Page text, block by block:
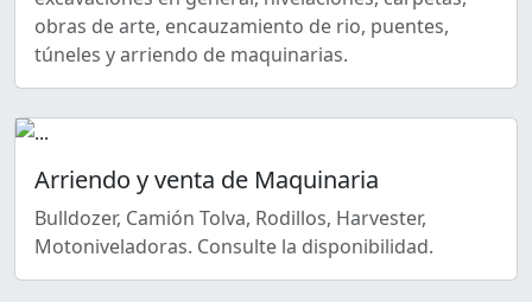
obras de arte, encauzamiento de rio, puentes,
túneles y arriendo de maquinarias.
Arriendo y venta de Maquinaria
Bulldozer, Camión Tolva, Rodillos, Harvester,
Motoniveladoras. Consulte la disponibilidad.